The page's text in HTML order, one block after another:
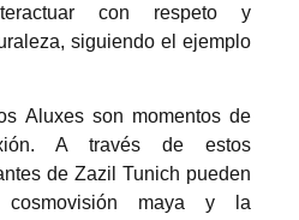
con respeto y
siguiendo el ejemplo
Aluxes son momentos de
A través de estos
de Zazil Tunich pueden
maya y la